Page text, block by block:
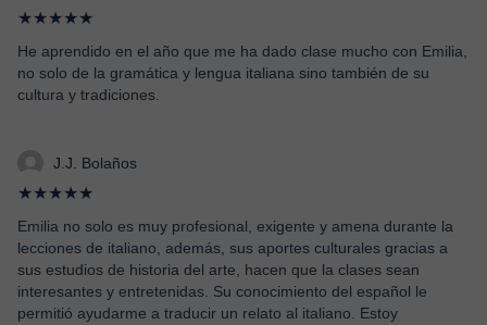
★★★★★
He aprendido en el año que me ha dado clase mucho con Emilia,
no solo de la gramática y lengua italiana sino también de su
cultura y tradiciones.
J.J. Bolaños
★★★★★
Emilia no solo es muy profesional, exigente y amena durante la
lecciones de italiano, además, sus aportes culturales gracias a
sus estudios de historia del arte, hacen que la clases sean
interesantes y entretenidas. Su conocimiento del español le
permitió ayudarme a traducir un relato al italiano. Estoy